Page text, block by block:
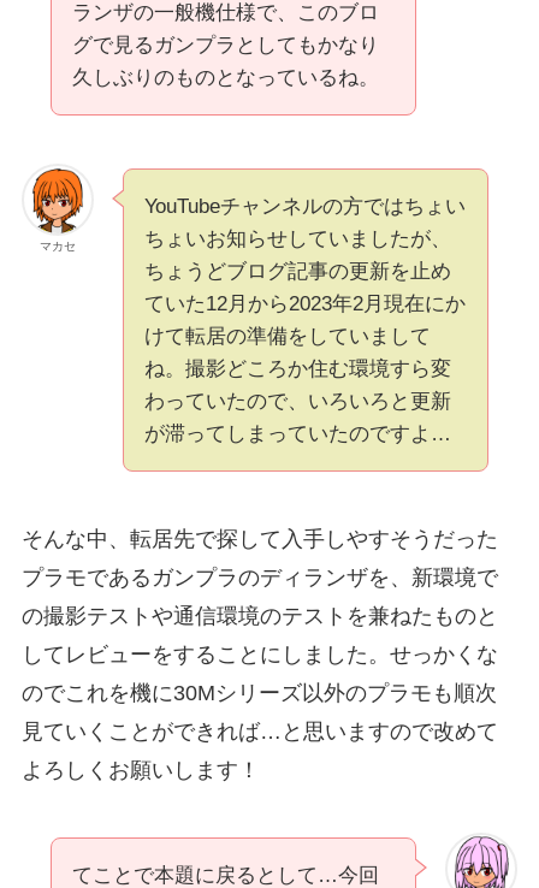
ランザの一般機仕様で、このブロ
グで見るガンプラとしてもかなり
久しぶりのものとなっているね。
マカセ
YouTubeチャンネルの方ではちょい
ちょいお知らせしていましたが、
ちょうどブログ記事の更新を止め
ていた12月から2023年2月現在にか
けて転居の準備をしていまして
ね。撮影どころか住む環境すら変
わっていたので、いろいろと更新
が滞ってしまっていたのですよ…
そんな中、転居先で探して入手しやすそうだった
プラモであるガンプラのディランザを、新環境で
の撮影テストや通信環境のテストを兼ねたものと
してレビューをすることにしました。せっかくな
のでこれを機に30Mシリーズ以外のプラモも順次
見ていくことができれば…と思いますので改めて
よろしくお願いします！
てことで本題に戻るとして…今回